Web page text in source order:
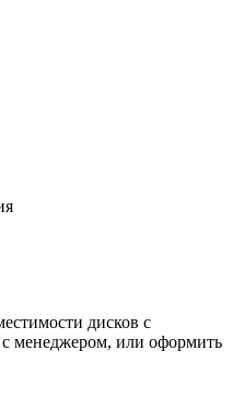
дисков с
с менеджером, или оформить